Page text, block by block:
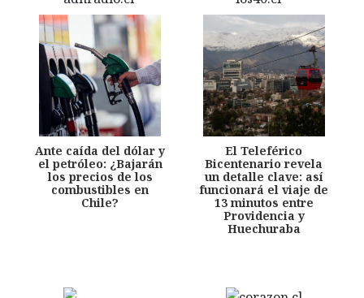
Ante caída del dólar y
el petróleo: ¿Bajarán
los precios de los
combustibles en
Chile?
El Teleférico
Bicentenario revela
un detalle clave: así
funcionará el viaje de
13 minutos entre
Providencia y
Huechuraba